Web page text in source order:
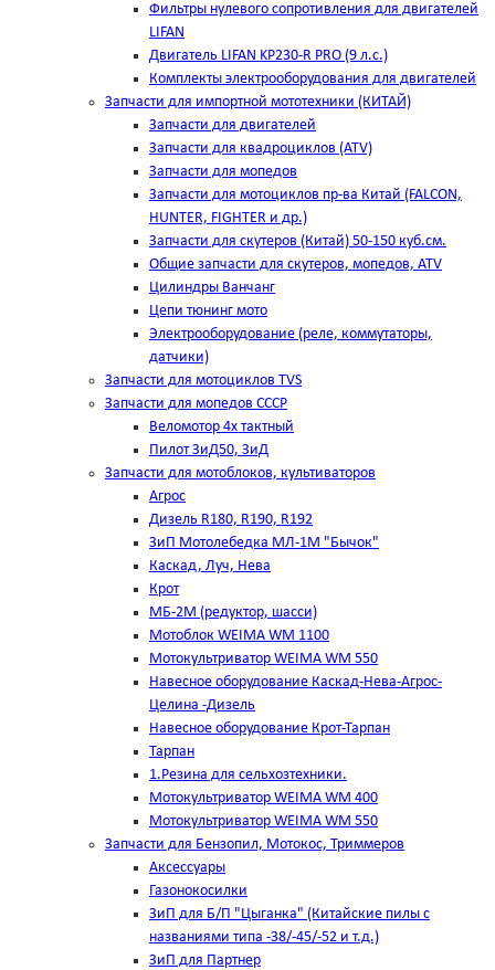
Фильтры нулевого сопротивления для двигателей
LIFAN
Двигатель LIFAN KP230-R PRO (9 л.с.)
Комплекты электрооборудования для двигателей
Запчасти для импортной мототехники (КИТАЙ)
Запчасти для двигателей
Запчасти для квадроциклов (ATV)
Запчасти для мопедов
Запчасти для мотоциклов пр-ва Китай (FALCON,
HUNTER, FIGHTER и др.)
Запчасти для скутеров (Китай) 50-150 куб.см.
Общие запчасти для скутеров, мопедов, ATV
Цилиндры Ванчанг
Цепи тюнинг мото
Электрооборудование (реле, коммутаторы,
датчики)
Запчасти для мотоциклов TVS
Запчасти для мопедов СССР
Веломотор 4х тактный
Пилот ЗиД50, ЗиД
Запчасти для мотоблоков, культиваторов
Агрос
Дизель R180, R190, R192
ЗиП Мотолебедка МЛ-1М "Бычок"
Каскад, Луч, Нева
Крот
МБ-2М (редуктор, шасси)
Мотоблок WEIMA WM 1100
Мотокультриватор WEIMA WM 550
Навесное оборудование Каскад-Нева-Агрос-
Целина -Дизель
Навесное оборудование Крот-Тарпан
Тарпан
1.Резина для сельхозтехники.
Мотокультриватор WEIMA WM 400
Мотокультриватор WEIMA WM 550
Запчасти для Бензопил, Мотокос, Триммеров
Аксессуары
Газонокосилки
ЗиП для Б/П "Цыганка" (Китайские пилы с
названиями типа -38/-45/-52 и т.д.)
ЗиП для Партнер